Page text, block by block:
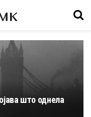
што однела